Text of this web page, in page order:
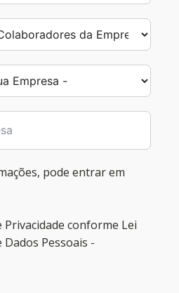
pode entrar em
Privacidade conforme Lei
Pessoais -